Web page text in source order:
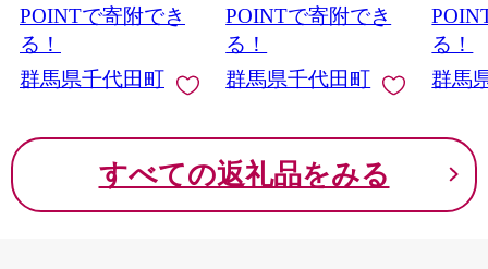
POINTで寄附でき
る！
群馬県千代田町
POINTで寄附でき
る！
群馬県千代田町
る！
群馬
すべての返礼品をみる